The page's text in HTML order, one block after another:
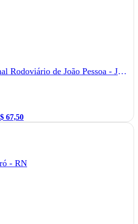
Terminal Rodoviário de João Pessoa - João Pessoa - PB
67,50
- RN